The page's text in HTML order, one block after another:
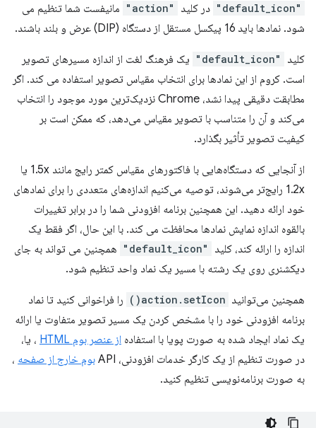
"default_icon" در کلید "action"
مانیفست شما تنظیم می
شود. نمادها باید 16 پیکسل مستقل از دستگاه (DIP) عرض و بلند باشند.
کلید "default_icon"
یک فرهنگ لغت از اندازه مسیرهای تصویر
است. کروم از این نمادها برای انتخاب مقیاس تصویر استفاده می کند. اگر
مطابقت دقیقی پیدا نشد، Chrome نزدیک‌ترین مورد موجود را انتخاب
می‌کند و آن را متناسب با تصویر مقیاس می‌دهد، که ممکن است بر
کیفیت تصویر تأثیر بگذارد.
از آنجایی که دستگاه‌هایی با فاکتورهای مقیاس کمتر رایج مانند 1.5x یا
1.2x رایج‌تر می‌شوند، توصیه می‌کنیم اندازه‌های متعددی را برای نمادهای
خود ارائه دهید. این همچنین برنامه افزودنی شما را در برابر تغییرات
بالقوه اندازه نمایش نمادها محافظت می کند. با این حال، اگر فقط یک
اندازه را ارائه کند، کلید
"default_icon"
همچنین می تواند به جای
دیکشنری روی یک رشته با مسیر یک نماد واحد تنظیم شود.
همچنین می‌توانید action.setIcon()
را فراخوانی کنید تا نماد
برنامه افزودنی خود را با مشخص کردن یک مسیر تصویر متفاوت یا ارائه
یک نماد ایجاد شده به صورت پویا با استفاده از عنصر بوم HTML
، یا،
در صورت تنظیم از یک کارگر خدمات افزودنی، API
بوم خارج از صفحه ،
به صورت برنامه‌نویسی تنظیم کنید.